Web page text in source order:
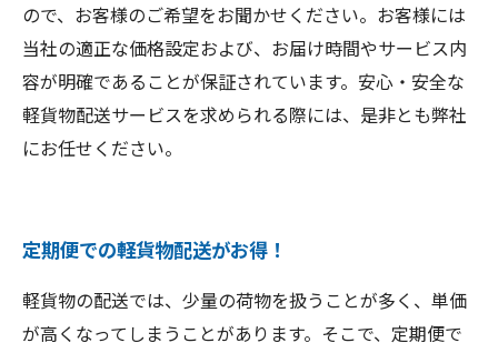
ので、お客様のご希望をお聞かせください。お客様には
当社の適正な価格設定および、お届け時間やサービス内
容が明確であることが保証されています。安心・安全な
軽貨物配送サービスを求められる際には、是非とも弊社
にお任せください。
定期便での軽貨物配送がお得！
軽貨物の配送では、少量の荷物を扱うことが多く、単価
が高くなってしまうことがあります。そこで、定期便で